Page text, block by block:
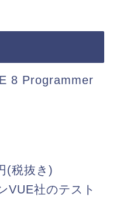
Programmer
抜き)
社のテスト